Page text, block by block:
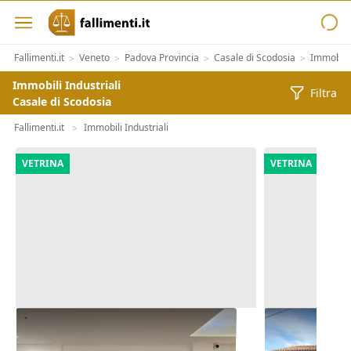
Fallimenti.it > Veneto > Padova Provincia > Casale di Scodosia >
Immobili Industriali
Casale di Scodosia
Filtra
Fallimenti.it > Immobili Industriali
VETRINA
Asta Negozio in centro
commerciale
VETRINA
Asta Quota